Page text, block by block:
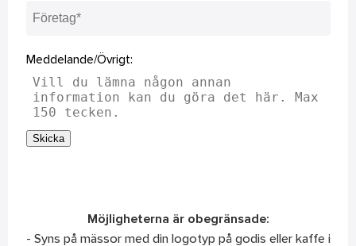
Meddelande/Övrigt:
Skicka
Möjligheterna är obegränsade:
- Syns på mässor med din logotyp på godis eller kaffe i